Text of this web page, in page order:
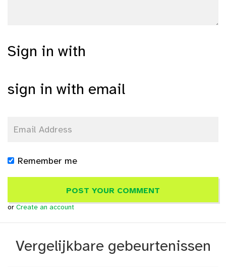
Sign in with
sign in with email
Remember me
or Create an account
Vergelijkbare gebeurtenissen